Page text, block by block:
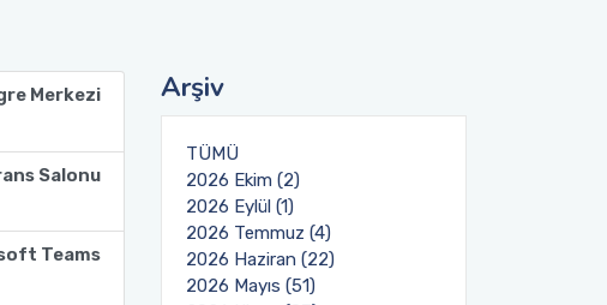
Merkezi
Salonu
Teams
Arşiv
TÜMÜ
2026 Ekim (2)
2026 Eylül (1)
2026 Temmuz (4)
2026 Haziran (22)
2026 Mayıs (51)